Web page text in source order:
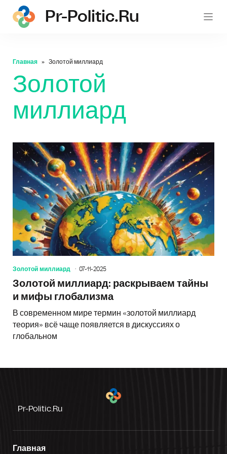
pr-
Pr-Politic.ru
Главная Золотой миллиард
Золотой
миллиард
Золотой миллиард 07-11-2025
Золотой миллиард: раскрываем тайны
и мифы глобализма
В современном мире термин «золотой миллиард
теория» всё чаще появляется в дискуссиях о
глобальном
Pr-Politic.ru
Главная